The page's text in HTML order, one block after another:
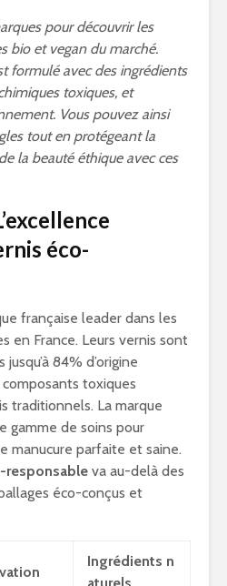
pour découvrir les
bio et vegan du marché.
formulé avec des ingrédients
toxiques, et
Vous pouvez ainsi
tout en protégeant la
la beauté éthique avec ces
éco-
française leader dans les
en France. Leurs vernis sont
84% d’origine
toxiques
traditionnels. La marque
gamme de soins pour
manucure parfaite et saine.
responsable va au-delà des
éco-conçus et
Ingrédients n